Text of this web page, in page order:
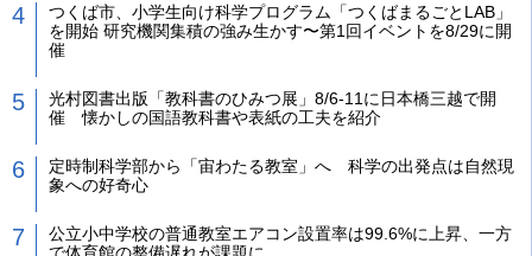
つくば市、小学生向け科学プログラム「つくばまるごとLAB」
を開始 研究機関集積の強み生かす〜第1回イベントを8/29に開
催
光村図書出版「教科書のひみつ展」8/6-11に日本橋三越で開
催 懐かしの国語教科書や表紙の工夫を紹介
定時制科学部から「宙わたる教室」へ 科学の出発点は自然現
象への好奇心
公立小中学校の普通教室エアコン設置率は99.6%に上昇、一方
で体育館の整備遅れが課題に